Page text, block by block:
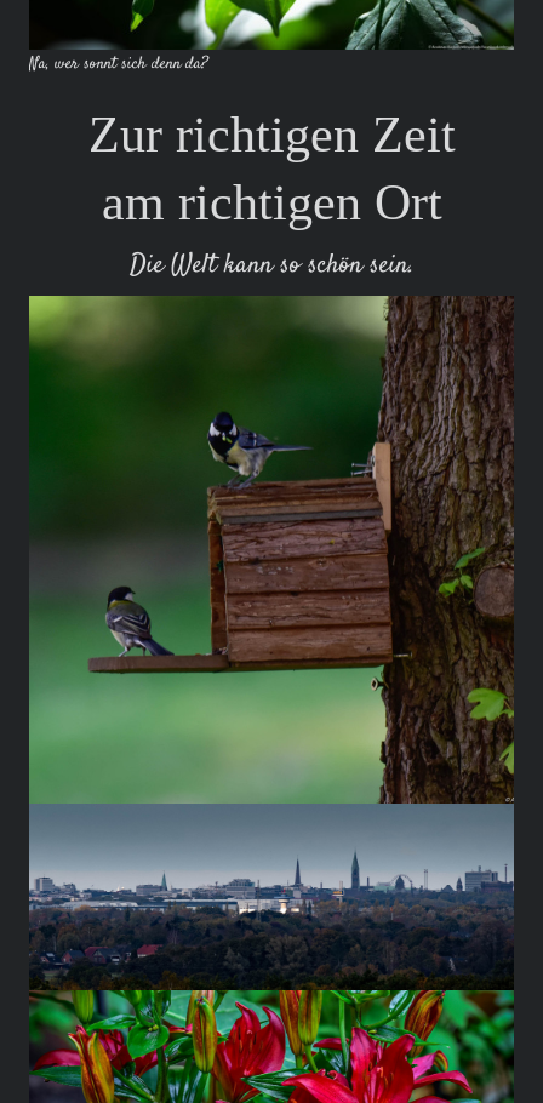
Na, wer sonnt sich denn da?
Zur richtigen Zeit
am richtigen Ort
Die Welt kann so schön sein.